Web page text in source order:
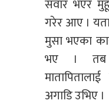
सवार भएर
गरेर आए ।
मुसा भएका
भए । तब
अगाडि उभिए ।